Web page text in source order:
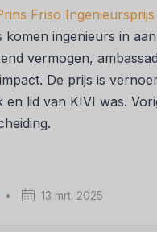
Friso Ingenieursprijs
komen ingenieurs in
vermogen,
De prijs is
en lid van KIVI was.
• 13 mrt. 2025